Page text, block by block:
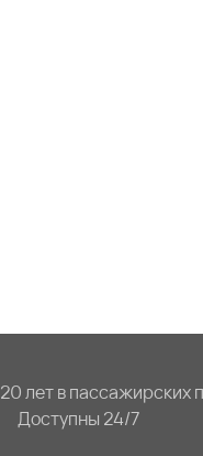
20 лет в пассажирских
Доступны 24/7